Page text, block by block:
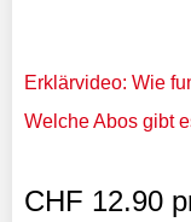
Erklärvideo: Wie
Welche Abos gibt
CHF 12.90